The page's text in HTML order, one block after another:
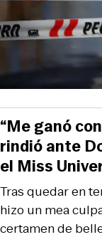
Tras quedar en
hizo un mea
certamen de
“Me ganó
rindió ante
el Miss